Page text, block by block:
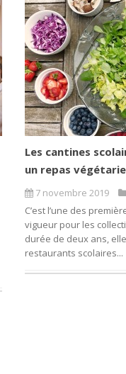
Les cantines
un repas
7 novembre 2019
C’est l’une des
vigueur pour les
durée de deux ans,
restaurants scolaires...